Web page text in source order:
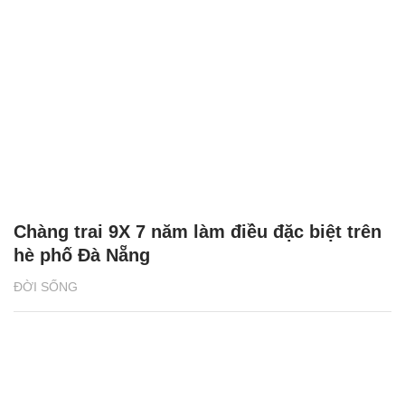
ĐỜI SỐNG
Chàng trai 9X 7 năm làm điều đặc biệt trên
hè phố Đà Nẵng